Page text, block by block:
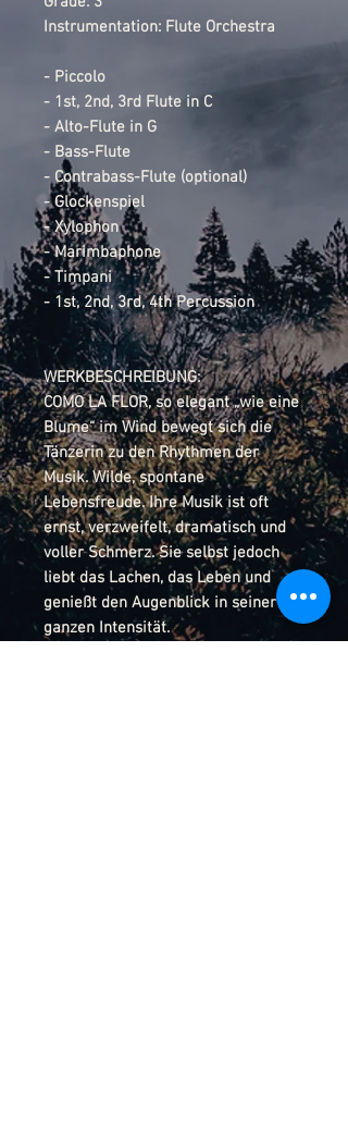
Instrumentation: Flute Orchestra
- Piccolo
- 1st, 2nd, 3rd Flute in C
- Alto-Flute in G
- Bass-Flute
- Contrabass-Flute (optional)
- Glockenspiel
- Xylophon
- Marimbaphone
- Timpani
- 1st, 2nd, 3rd, 4th Percussion
WERKBESCHREIBUNG:
COMO LA FLOR, so elegant „wie eine
Blume“ im Wind bewegt sich die
Tänzerin zu den Rhythmen der
Musik. Wilde, spontane
Lebensfreude. Ihre Musik ist oft
ernst, verzweifelt, dramatisch und
voller Schmerz. Sie selbst jedoch
liebt das Lachen, das Leben und
genießt den Augenblick in seiner
ganzen Intensität.